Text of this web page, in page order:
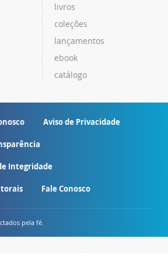
livros
coleções
lançamentos
ebook
catálogo
Aviso de Privacidade
Integridade
Fale Conosco
pela fé.